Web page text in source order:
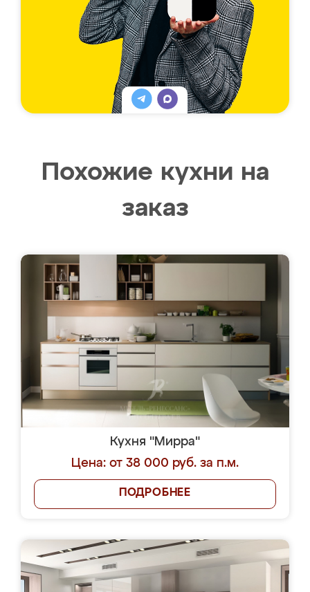
Похожие кухни на
заказ
Кухня "Мирра"
Цена: от 38 000 руб. за п.м.
ПОДРОБНЕЕ